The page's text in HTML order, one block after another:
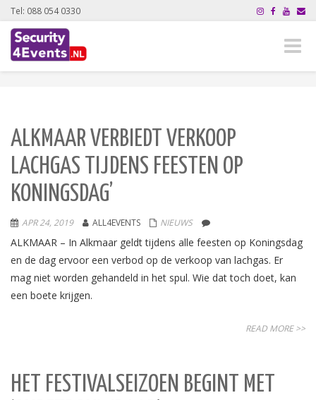
Tel: 088 054 0330
Toggle
ALKMAAR VERBIEDT VERKOOP
LACHGAS TIJDENS FEESTEN OP
KONINGSDAG’
APR 24, 2019 ALL4EVENTS NIEUWS
ALKMAAR – In Alkmaar geldt tijdens alle feesten op Koningsdag
en de dag ervoor een verbod op de verkoop van lachgas. Er
mag niet worden gehandeld in het spul. Wie dat toch doet, kan
een boete krijgen.
READ MORE >>
HET FESTIVALSEIZOEN BEGINT MET